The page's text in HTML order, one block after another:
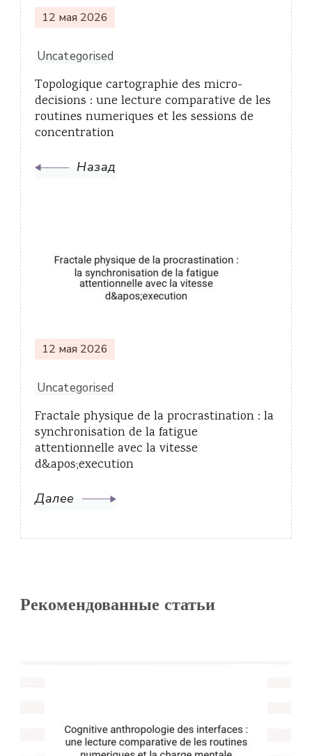
12 мая 2026
Uncategorised
Topologique cartographie des micro-
decisions : une lecture comparative de les
routines numeriques et les sessions de
concentration
Назад
12 мая 2026
Uncategorised
Fractale physique de la procrastination : la
synchronisation de la fatigue
attentionnelle avec la vitesse
d&apos;execution
Далее
Рекомендованные статьи